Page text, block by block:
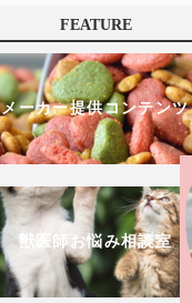
FEATURE
メーカー提供コンテンツ
獣医師お悩み相談室